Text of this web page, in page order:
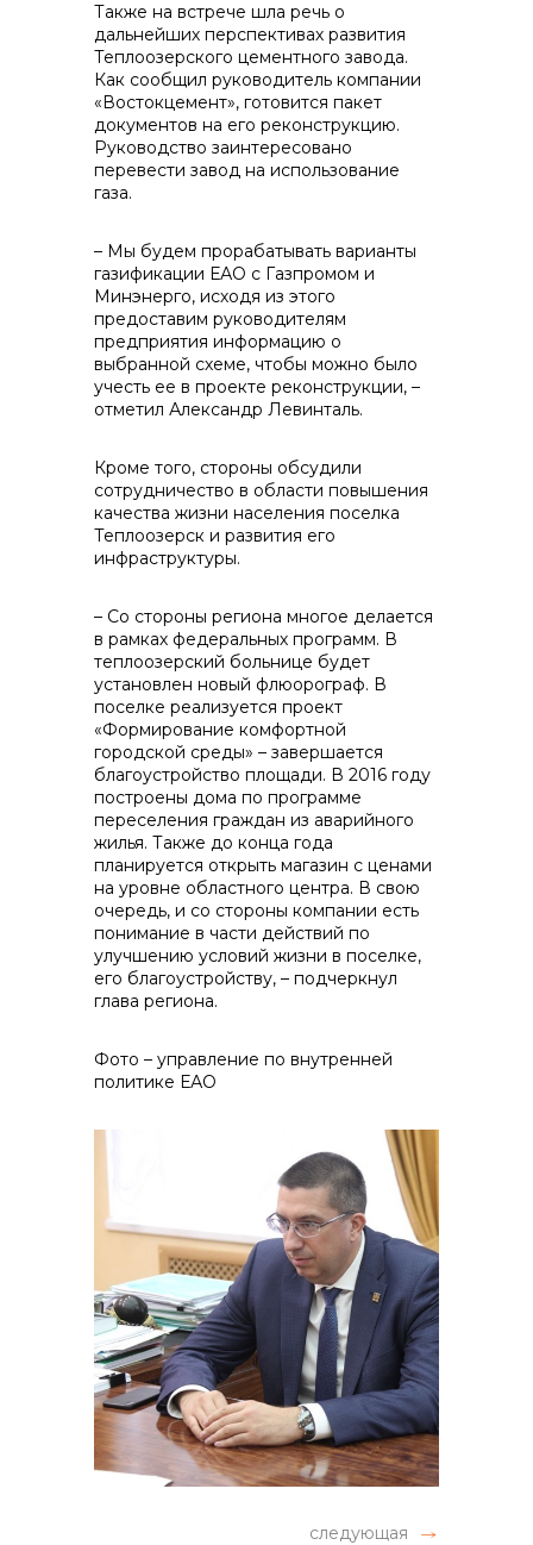
Также на встрече шла речь о
дальнейших перспективах развития
Теплоозерского цементного завода.
Как сообщил руководитель компании
«Востокцемент», готовится пакет
документов на его реконструкцию.
Руководство заинтересовано
перевести завод на использование
газа.
– Мы будем прорабатывать варианты
газификации ЕАО с Газпромом и
Минэнерго, исходя из этого
предоставим руководителям
предприятия информацию о
выбранной схеме, чтобы можно было
учесть ее в проекте реконструкции, –
отметил Александр Левинталь.
Кроме того, стороны обсудили
сотрудничество в области повышения
качества жизни населения поселка
Теплоозерск и развития его
инфраструктуры.
– Со стороны региона многое делается
в рамках федеральных программ. В
теплоозерский больнице будет
установлен новый флюорограф. В
поселке реализуется проект
«Формирование комфортной
городской среды» – завершается
благоустройство площади. В 2016 году
построены дома по программе
переселения граждан из аварийного
жилья. Также до конца года
планируется открыть магазин с ценами
на уровне областного центра. В свою
очередь, и со стороны компании есть
понимание в части действий по
улучшению условий жизни в поселке,
его благоустройству, – подчеркнул
глава региона.
Фото – управление по внутренней
политике ЕАО
следующая